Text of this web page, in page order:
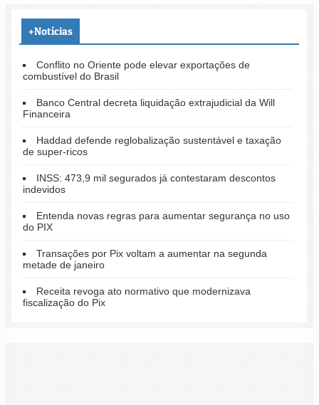
+Notícias
Conflito no Oriente pode elevar exportações de
combustível do Brasil
Banco Central decreta liquidação extrajudicial da Will
Financeira
Haddad defende reglobalização sustentável e taxação
de super-ricos
INSS: 473,9 mil segurados já contestaram descontos
indevidos
Entenda novas regras para aumentar segurança no uso
do PIX
Transações por Pix voltam a aumentar na segunda
metade de janeiro
Receita revoga ato normativo que modernizava
fiscalização do Pix